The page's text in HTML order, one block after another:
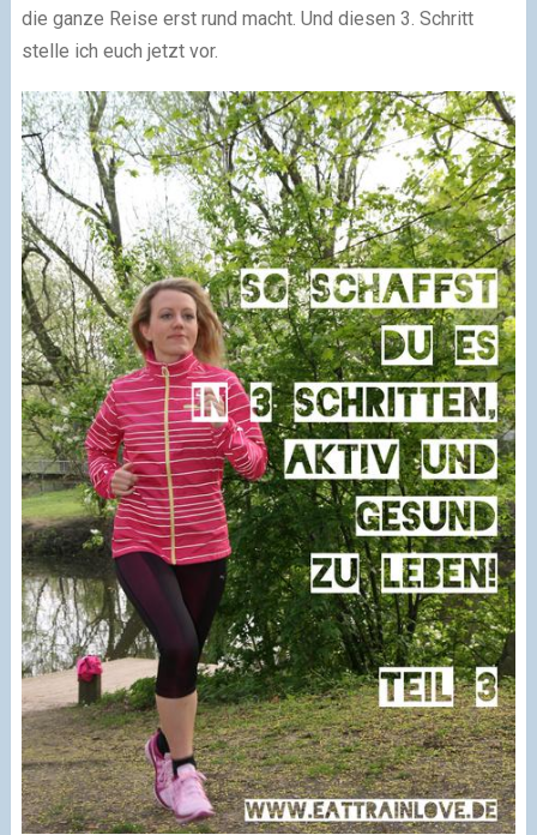
die ganze Reise erst rund macht. Und diesen 3. Schritt
stelle ich euch jetzt vor.